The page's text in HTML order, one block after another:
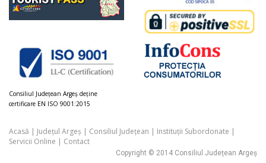
Consiliul Judeţean Argeș deţine
certificare EN ISO 9001:2015
Acasă | Județul Argeș | Consiliul Județean | Instituții Subordonate |
Servicii Online | Contact
Copyright © 2014 Consiliul Județean Argeș